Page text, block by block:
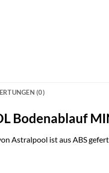
(0)
Bodenablauf
Astralpool ist aus ABS